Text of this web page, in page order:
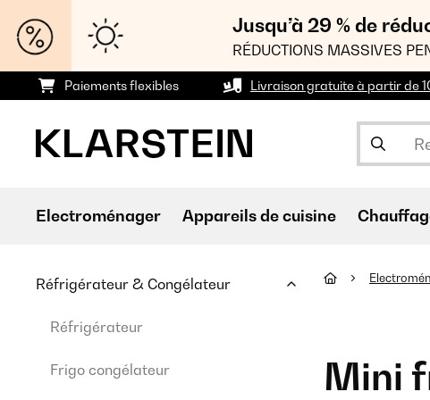
Jusqu’à 29 % de
RÉDUCTIONS MASSIVES
Paiements flexibles Livraison gratuite à partir de
Electroménager Appareils de cuisine
Réfrigérateur & Congélateur
Réfrigérateur
Frigo congélateur Mini